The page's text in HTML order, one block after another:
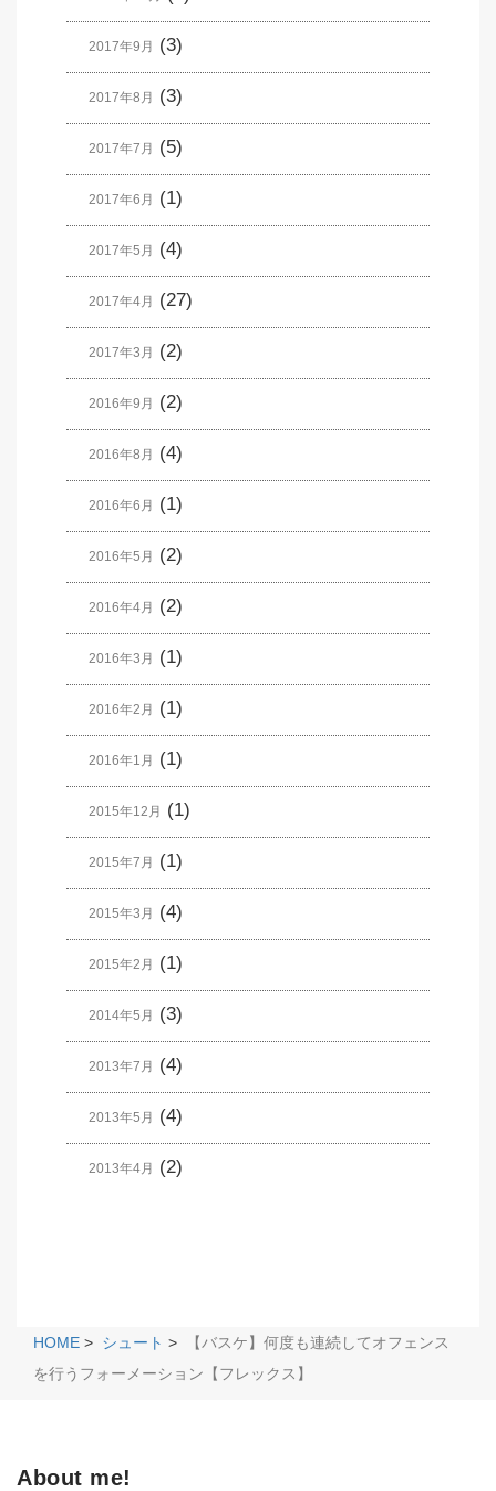
2017年9月 (3)
2017年8月 (3)
2017年7月 (5)
2017年6月 (1)
2017年5月 (4)
2017年4月 (27)
2017年3月 (2)
2016年9月 (2)
2016年8月 (4)
2016年6月 (1)
2016年5月 (2)
2016年4月 (2)
2016年3月 (1)
2016年2月 (1)
2016年1月 (1)
2015年12月 (1)
2015年7月 (1)
2015年3月 (4)
2015年2月 (1)
2014年5月 (3)
2013年7月 (4)
2013年5月 (4)
2013年4月 (2)
HOME > シュート >
【バスケ】何度も連続してオフェンス
を行うフォーメーション【フレックス】
About me!